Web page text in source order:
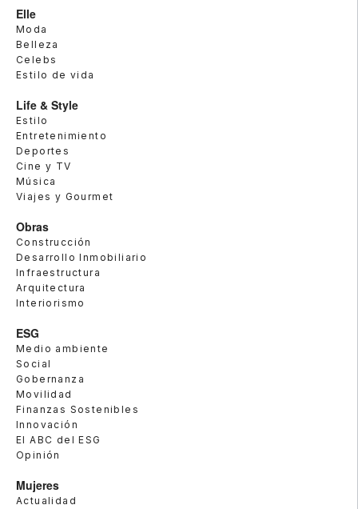
Elle
Moda
Belleza
Celebs
Estilo de vida
Life & Style
Estilo
Entretenimiento
Deportes
Cine y TV
Música
Viajes y Gourmet
Obras
Construcción
Desarrollo Inmobiliario
Infraestructura
Arquitectura
Interiorismo
ESG
Medio ambiente
Social
Gobernanza
Movilidad
Finanzas Sostenibles
Innovación
El ABC del ESG
Opinión
Mujeres
Actualidad